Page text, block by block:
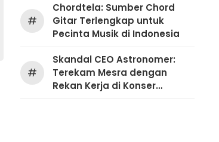
#
Chordtela: Sumber Chord
Gitar Terlengkap untuk
Pecinta Musik di Indonesia
#
Skandal CEO Astronomer:
Terekam Mesra dengan
Rekan Kerja di Konser